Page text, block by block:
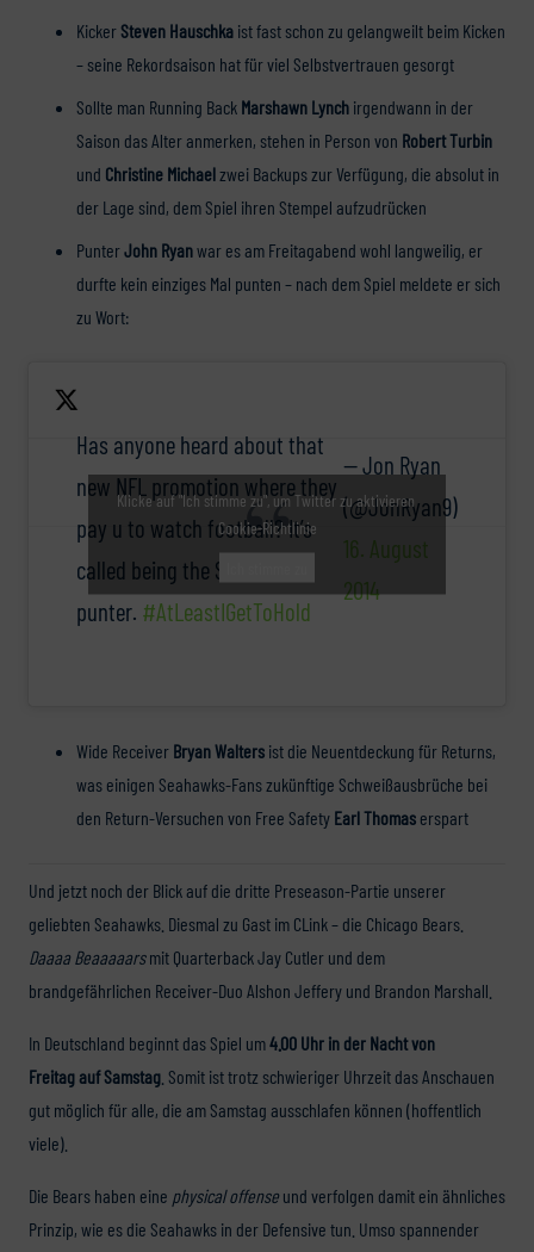
KickerSteven Hauschka ist fast schon zu gelangweilt beim Kicken
– seine Rekordsaison hat für viel Selbstvertrauen gesorgt
Sollte man Running Back Marshawn Lynch irgendwann in der
Saison das Alter anmerken, stehen in Person von Robert Turbin
und Christine Michaelzwei Backups zur Verfügung, die absolut in
der Lage sind, dem Spiel ihren Stempel aufzudrücken
PunterJohn Ryanwar es am Freitagabend wohl langweilig, er
durfte kein einziges Mal punten – nach dem Spiel meldete er sich
zu Wort:
Has anyone heard about that
new NFL promotion where they
pay u to watch football? It’s
called being the Seahawks
punter. #AtLeastIGetToHold
— Jon Ryan
(@JonRyan9)
16. August
2014
Klicke auf "Ich stimme zu", um Twitter zu aktivieren
Cookie-Richtlinie
Wide Receiver Bryan Walters ist die Neuentdeckung für Returns,
was einigen Seahawks-Fans zukünftige Schweißausbrüche bei
den Return-Versuchen von Free Safety Earl Thomas erspart
Und jetzt noch der Blick auf die dritte Preseason-Partie unserer
geliebten Seahawks. Diesmal zu Gast im CLink – die Chicago Bears.
Daaaa Beaaaaarsmit Quarterback Jay Cutler und dem
brandgefährlichen Receiver-Duo Alshon Jeffery und Brandon Marshall.
In Deutschland beginnt das Spiel um4.00 Uhr in der Nacht von
Freitag auf Samstag . Somit ist trotz schwieriger Uhrzeit das Anschauen
gut möglich für alle, die am Samstag ausschlafen können (hoffentlich
viele).
Die Bears haben eine physical offense und verfolgen damit ein ähnliches
Prinzip, wie es die Seahawks in der Defensive tun. Umso spannender